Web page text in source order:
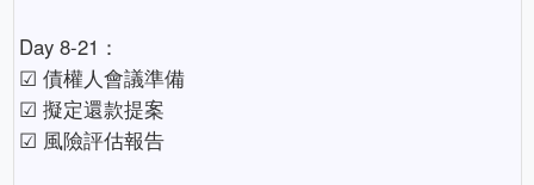
Day 8-21：
☑ 債權人會議準備
☑ 擬定還款提案
☑ 風險評估報告